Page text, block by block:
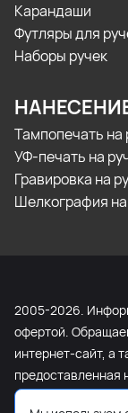
Карандаши
Футляры для
Наборы ручек
Тампопечать на
УФ-печать на
Гравировка на
Шелкография на
2005-2026.
офертой.
интернет-сайт, а
предоставленная
информационный